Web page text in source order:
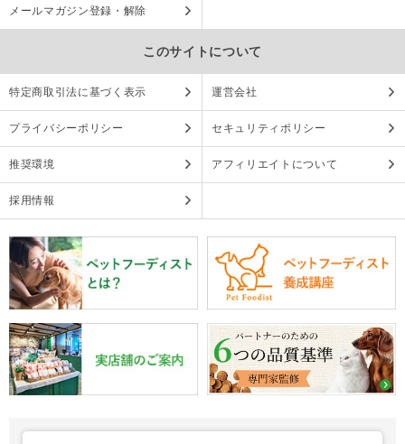
メールマガジン登録・解除
このサイトについて
特定商取引法に基づく表示 運営会社
プライバシーポリシー セキュリティポリシー
推奨環境 アフィリエイトについて
採用情報